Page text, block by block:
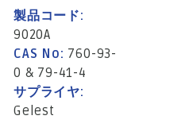
製品コード:
9020A
CAS No: 760-93-
0 & 79-41-4
サプライヤ:
Gelest